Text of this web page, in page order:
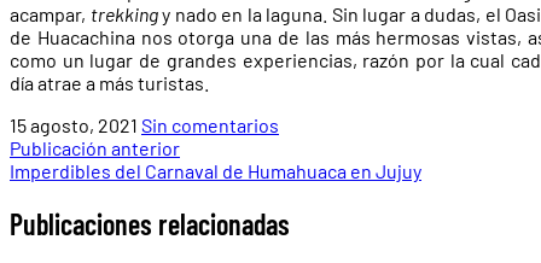
acampar, trekkingy nado en la laguna. Sin lugar a dudas, el
de Huacachina nos otorga una de las más hermosas vistas,
como un lugar de grandes experiencias, razón por la cual
día atrae a más turistas.
15 agosto, 2021 Sin comentarios
Publicación anterior
Imperdibles del Carnaval de Humahuaca en Jujuy
Publicaciones relacionadas